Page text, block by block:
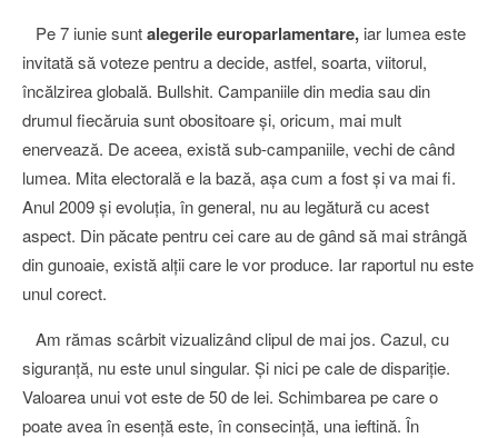
Pe 7 iunie suntalegerile europarlamentare, iar lumea este
invitată să voteze pentru a decide, astfel, soarta, viitorul,
încălzirea globală. Bullshit. Campaniile din media sau din
drumul fiecăruia sunt obositoare și, oricum, mai mult
enervează. De aceea, există sub-campaniile, vechi de când
lumea. Mita electorală e la bază, așa cum a fost și va mai fi.
Anul 2009 și evoluția, în general, nu au legătură cu acest
aspect. Din păcate pentru cei care au de gând să mai strângă
din gunoaie, există alții care le vor produce. Iar raportul nu este
unul corect.
Am rămas scârbit vizualizând clipul de mai jos. Cazul, cu
siguranță, nu este unul singular. Și nici pe cale de dispariție.
Valoarea unui vot este de 50 de lei. Schimbarea pe care o
poate avea în esență este, în consecință, una ieftină. În